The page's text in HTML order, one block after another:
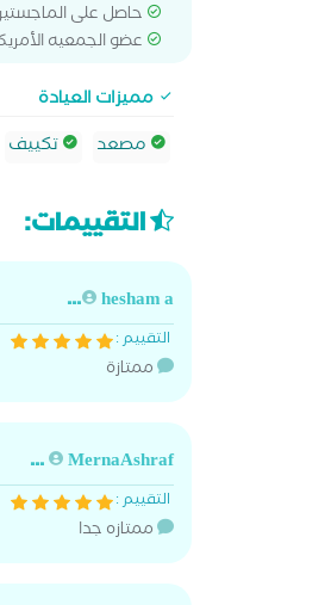
حاصل على
عضو الجمعيه
مميزات العيادة
مصعد
تكييف
التقييمات:
hesham a...
التقييم :
ممتازة
MernaAshraf ...
التقييم :
ممتازه جدا